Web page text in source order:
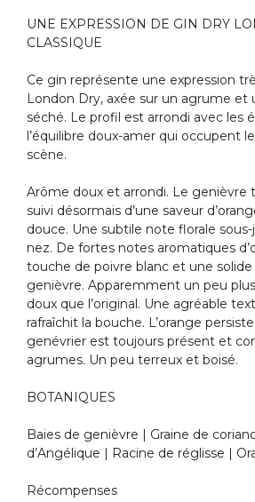
UNE EXPRESSION DE GIN DRY
CLASSIQUE
Ce gin représente une expression
London Dry, axée sur un agrume et
séché. Le profil est arrondi avec les
l’équilibre doux-amer qui occupent
scène.
Arôme doux et arrondi. Le genièvre
suivi désormais d’une saveur
douce. Une subtile note florale
nez. De fortes notes aromatiques
touche de poivre blanc et une
genièvre. Apparemment un peu
doux que l’original. Une agréable
rafraîchit la bouche. L’orange
genévrier est toujours présent et
agrumes. Un peu terreux et boisé.
BOTANIQUES
Baies de genièvre | Graine de
d’Angélique | Racine de réglisse |
Récompenses